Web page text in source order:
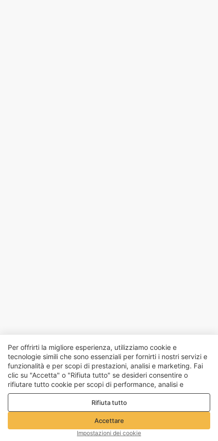
Per offrirti la migliore esperienza, utilizziamo cookie e
tecnologie simili che sono essenziali per fornirti i nostri servizi e
funzionalità e per scopi di prestazioni, analisi e marketing. Fai
clic su "Accetta" o "Rifiuta tutto" se desideri consentire o
rifiutare tutto cookie per scopi di performance, analisi e
marketing. Per maggiori dettagli consultare la nostraPolitica
Rifiuta tutto
Accettare
Impostazioni dei cookie